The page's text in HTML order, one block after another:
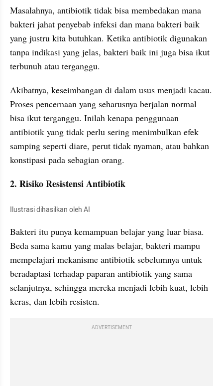
Masalahnya, antibiotik tidak bisa membedakan mana
bakteri jahat penyebab infeksi dan mana bakteri baik
yang justru kita butuhkan. Ketika antibiotik digunakan
tanpa indikasi yang jelas, bakteri baik ini juga bisa ikut
terbunuh atau terganggu.
Akibatnya, keseimbangan di dalam usus menjadi kacau.
Proses pencernaan yang seharusnya berjalan normal
bisa ikut terganggu. Inilah kenapa penggunaan
antibiotik yang tidak perlu sering menimbulkan efek
samping seperti diare, perut tidak nyaman, atau bahkan
konstipasi pada sebagian orang.
2. Risiko Resistensi Antibiotik
Ilustrasi dihasilkan oleh AI
Bakteri itu punya kemampuan belajar yang luar biasa.
Beda sama kamu yang malas belajar, bakteri mampu
mempelajari mekanisme antibiotik sebelumnya untuk
beradaptasi terhadap paparan antibiotik yang sama
selanjutnya, sehingga mereka menjadi lebih kuat, lebih
keras, dan lebih resisten.
ADVERTISEMENT